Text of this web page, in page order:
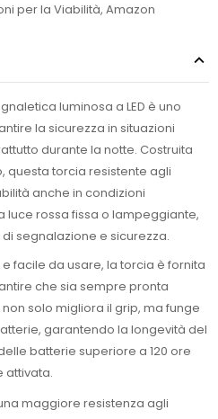
per la Viabilità, Amazon
luminosa a LED è uno
la sicurezza in situazioni
durante la notte. Costruita
questa torcia resistente agli
anche in condizioni
luce rossa fissa o lampeggiante,
segnalazione e sicurezza.
facile da usare, la torcia è fornita
che sia sempre pronta
solo migliora il grip, ma funge
garantendo la longevità del
batterie superiore a 120 ore
attivata.
maggiore resistenza agli